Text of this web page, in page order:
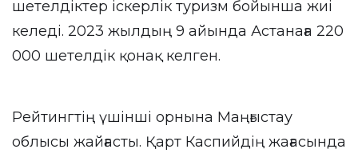
шетелдіктер іскерлік туризм бойынша жиі
келеді. 2023 жылдың 9 айында Астанаға 220
000 шетелдік қонақ келген.
Рейтингтің үшінші орнына Маңғыстау
облысы жайғасты. Қарт Каспийдің жағасында